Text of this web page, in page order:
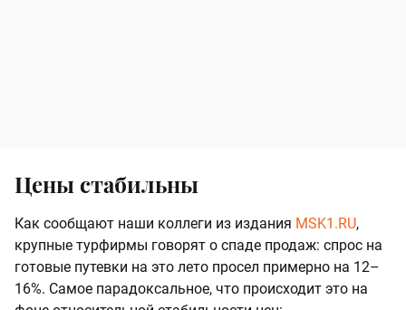
Цены стабильны
Как сообщают наши коллеги из издания MSK1.RU,
крупные турфирмы говорят о спаде продаж: спрос на
готовые путевки на это лето просел примерно на 12–
16%. Самое парадоксальное, что происходит это на